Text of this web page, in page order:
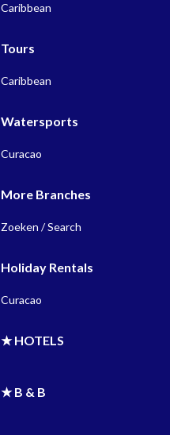
Caribbean
Tours
Caribbean
Watersports
Curacao
More Branches
Zoeken / Search
Holiday Rentals
Curacao
★ HOTELS
★ B & B